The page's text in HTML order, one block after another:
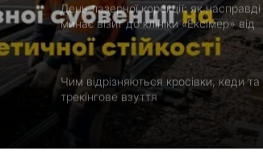
День лазерної корекції: як насправді
минає візит до клініки «Ексімер» від
порога до виходу
Чим відрізняються кросівки, кеди та
трекінгове взуття